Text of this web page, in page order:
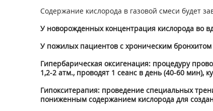
Содержание кислорода в газовой смеси будет
У новорожденных концентрация кислорода во
У пожилых пациентов с хроническим
Гипербарическая оксигенация: процедуру
1,2-2 атм., проводят 1 сеанс в день (40-60 мин),
Гипокситерапия: проведение специальных
пониженным содержанием кислорода для